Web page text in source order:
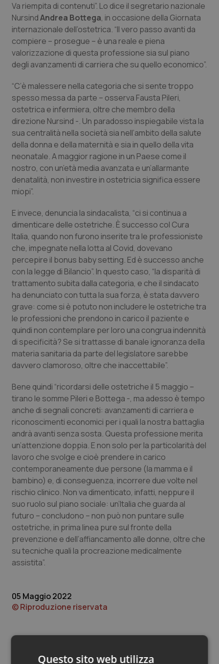
Calabria
Campania
Emilia-Romagna
Friuli Venezia Giulia
Lazio
Liguria
Lombardia
Marche
Molise
Piemonte
Provincia Autonoma di Bolzano
Provincia Autonoma di Trento
Puglia
Sardegna
Sicilia
Toscana
Umbria
Valle D’Aosta
Veneto
Asma & BPCO
Car-T
Colesterolo & coronaropatie
Dermatite Atopica
Diabete & glucometri
Disturbi dell’umore
Dolore
Donna & Salute
Epatiti
HIV
Infezioni & Febbre
Ipertensione & Scompenso
Malattie rare
Malattia di Crohn & Rettocolite Ulcerosa
Neuroscienze & patologie neurodegenerative
Obesità
Oftalmologia
Oncodermatologia
Oncoematologia
Oncologia & Nutrizione
Psoriasi & pelle
Quotidiano Cardiologia
Quotidiano Oncologia
Va riempita di contenuti”. Lo dice il segretario nazionale
NursindAndrea Bottega, in occasione della Giornata
internazionale dell’ostetrica. “Il vero passo avanti da
compiere – prosegue – è una reale e piena
valorizzazione di questa professione sia sul piano
degli avanzamenti di carriera che su quello economico”.
“C’è malessere nella categoria che si sente troppo
spesso messa da parte – osserva Fausta Pileri,
ostetrica e infermiera, oltre che membro della
direzione Nursind -. Un paradosso inspiegabile vista la
sua centralità nella società sia nell’ambito della salute
della donna e della maternità e sia in quello della vita
neonatale. A maggior ragione in un Paese come il
nostro, con un’età media avanzata e un’allarmante
denatalità, non investire in ostetricia significa essere
miopi”.
E invece, denuncia la sindacalista, “ci si continua a
dimenticare delle ostetriche. È successo col Cura
Italia, quando non furono inserite tra le professioniste
che, impegnate nella lotta al Covid, dovevano
percepire il bonus baby setting. Ed è successo anche
con la legge di Bilancio”. In questo caso, “la disparità di
trattamento subita dalla categoria, e che il sindacato
ha denunciato con tutta la sua forza, è stata davvero
grave: come si è potuto non includere le ostetriche tra
le professioni che prendono in carico il paziente e
quindi non contemplare per loro una congrua indennità
di specificità? Se si trattasse di banale ignoranza della
materia sanitaria da parte del legislatore sarebbe
davvero clamoroso, oltre che inaccettabile”.
Bene quindi “ricordarsi delle ostetriche il 5 maggio –
tirano le somme Pileri e Bottega -, ma adesso è tempo
anche di segnali concreti: avanzamenti di carriera e
riconoscimenti economici per i quali la nostra battaglia
andrà avanti senza sosta. Questa professione merita
un’attenzione doppia. E non solo per la particolarità del
lavoro che svolge e cioè prendere in carico
contemporaneamente due persone (la mamma e il
bambino) e, di conseguenza, incorrere due volte nel
rischio clinico. Non va dimenticato, infatti, neppure il
suo ruolo sul piano sociale: un’Italia che guarda al
futuro – concludono – non può non puntare sulle
ostetriche, in prima linea pure sul fronte della
prevenzione e dell’affiancamento alle donne, oltre che
su tecniche quali la procreazione medicalmente
assistita”.
05 Maggio 2022
© Riproduzione riservata
Questo sito web utilizza